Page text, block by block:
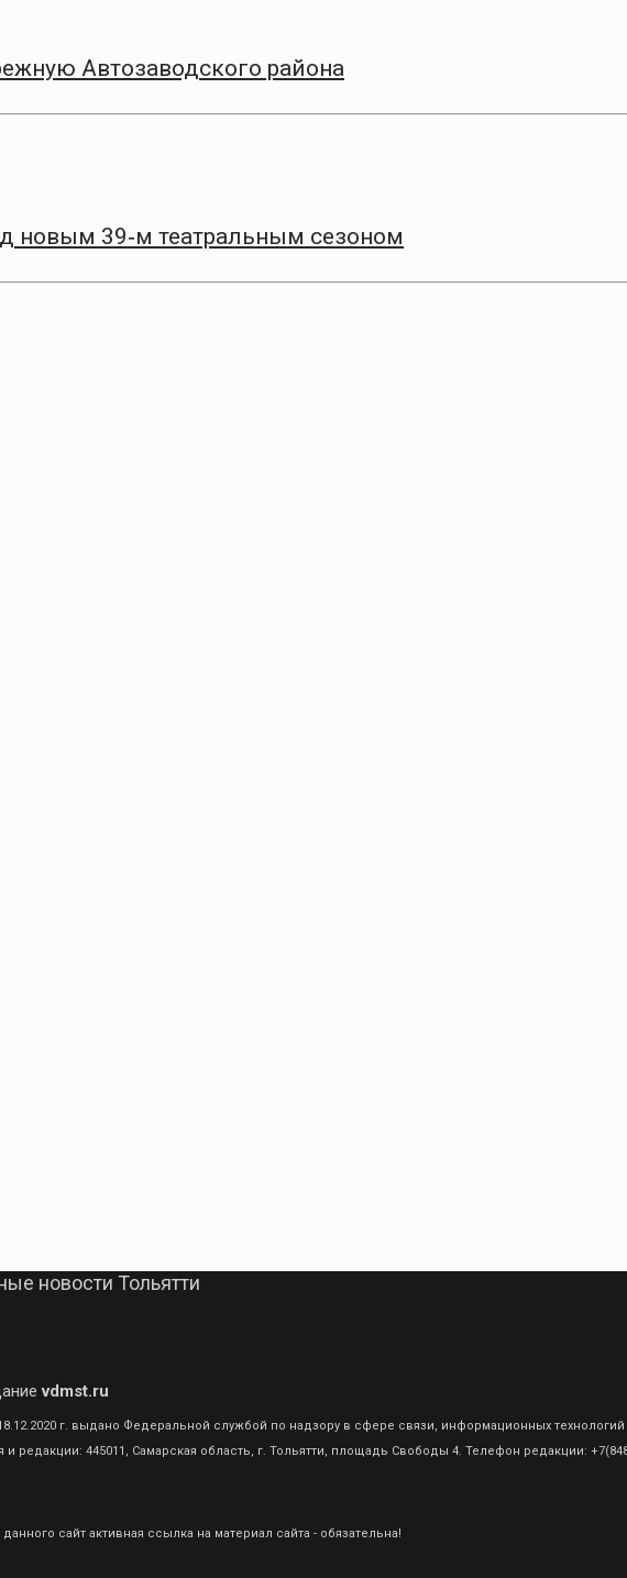
Автозаводского района
новым 39‑м театральным сезоном
новости Тольятти
vdmst.ru
г. выдано Федеральной службой по надзору в сфере связи, информационных
редакции: 445011, Самарская область, г. Тольятти, площадь Свободы 4. Телефон редакции:
сайт активная ссылка на материал сайта - обязательна!